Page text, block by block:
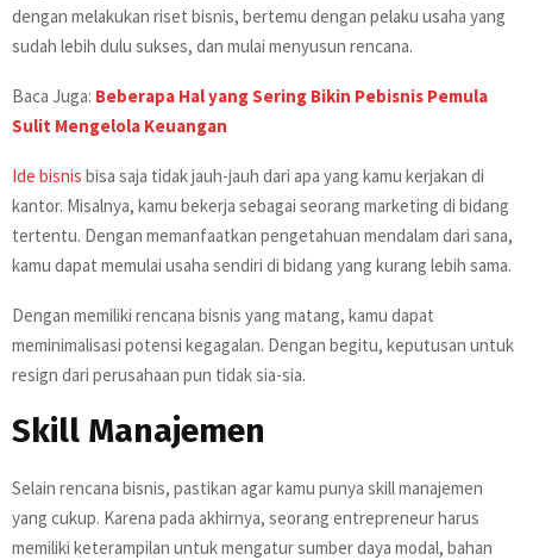
dengan melakukan riset bisnis, bertemu dengan pelaku usaha yang
sudah lebih dulu sukses, dan mulai menyusun rencana.
Baca Juga: Beberapa Hal yang Sering Bikin Pebisnis Pemula
Sulit Mengelola Keuangan
Ide bisnis bisa saja tidak jauh-jauh dari apa yang kamu kerjakan di
kantor. Misalnya, kamu bekerja sebagai seorang marketing di bidang
tertentu. Dengan memanfaatkan pengetahuan mendalam dari sana,
kamu dapat memulai usaha sendiri di bidang yang kurang lebih sama.
Dengan memiliki rencana bisnis yang matang, kamu dapat
meminimalisasi potensi kegagalan. Dengan begitu, keputusan untuk
resign dari perusahaan pun tidak sia-sia.
Skill Manajemen
Selain rencana bisnis, pastikan agar kamu punya skill manajemen
yang cukup. Karena pada akhirnya, seorang entrepreneur harus
memiliki keterampilan untuk mengatur sumber daya modal, bahan